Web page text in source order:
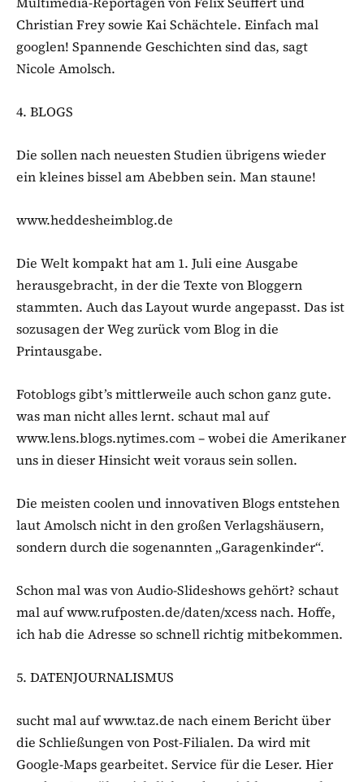
Christian Frey sowie Kai Schächtele. Einfach mal
googlen! Spannende Geschichten sind das, sagt
Nicole Amolsch.
4. BLOGS
Die sollen nach neuesten Studien übrigens wieder
ein kleines bissel am Abebben sein. Man staune!
www.heddesheimblog.de
Die Welt kompakt hat am 1. Juli eine Ausgabe
herausgebracht, in der die Texte von Bloggern
stammten. Auch das Layout wurde angepasst. Das ist
sozusagen der Weg zurück vom Blog in die
Printausgabe.
Fotoblogs gibt’s mittlerweile auch schon ganz gute.
was man nicht alles lernt. schaut mal auf
www.lens.blogs.nytimes.com – wobei die Amerikaner
uns in dieser Hinsicht weit voraus sein sollen.
Die meisten coolen und innovativen Blogs entstehen
laut Amolsch nicht in den großen Verlagshäusern,
sondern durch die sogenannten „Garagenkinder“.
Schon mal was von Audio-Slideshows gehört? schaut
mal auf www.rufposten.de/daten/xcess nach. Hoffe,
ich hab die Adresse so schnell richtig mitbekommen.
5. DATENJOURNALISMUS
sucht mal auf www.taz.de nach einem Bericht über
die Schließungen von Post-Filialen. Da wird mit
Google-Maps gearbeitet. Service für die Leser. Hier